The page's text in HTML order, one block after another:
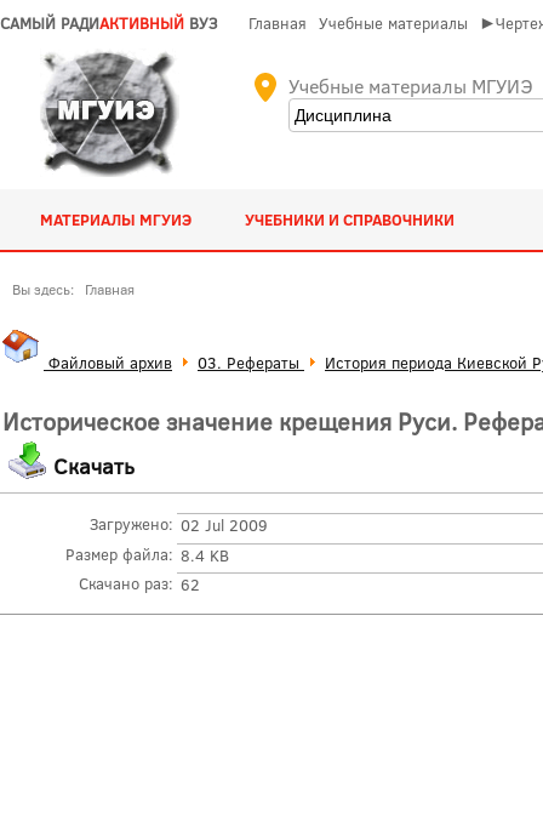
САМЫЙ РАДИАКТИВНЫЙ ВУЗ Главная Учебные материалы
Учебные материалы МГУИЭ
МАТЕРИАЛЫ МГУИЭ УЧЕБНИКИ И СПРАВОЧНИКИ
Вы здесь: Главная
Файловый архив 03. Рефераты История периода Киевской
Историческое значение крещения Руси.
Скачать
Загружено: 02 Jul 2009
Размер файла: 8.4 KB
Скачано раз: 62